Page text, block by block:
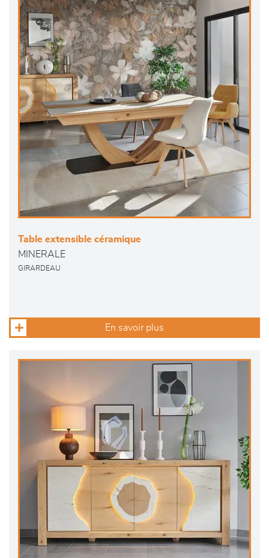
Table extensible céramique
MINERALE
GIRARDEAU
En savoir plus